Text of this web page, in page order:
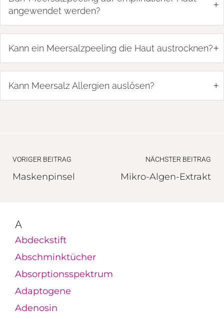
angewendet werden?
+
Kann ein Meersalzpeeling die Haut austrocknen?+
Kann Meersalz Allergien auslösen? +
VORIGER BEITRAG
Maskenpinsel
NÄCHSTER BEITRAG
Mikro-Algen-Extrakt
A
Abdeckstift
Abschminktücher
Absorptionsspektrum
Adaptogene
Adenosin